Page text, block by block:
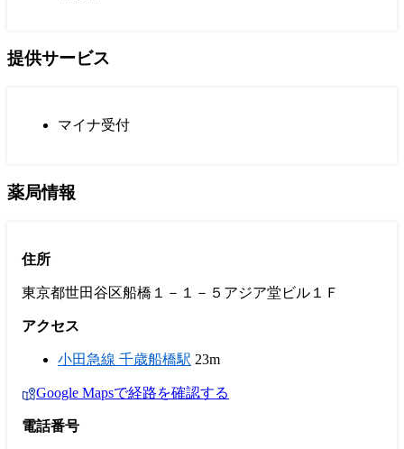
提供サービス
マイナ受付
薬局情報
住所
東京都世田谷区船橋１－１－５アジア堂ビル１Ｆ
アクセス
小田急線 千歳船橋駅 23m
Google Mapsで経路を確認する
電話番号